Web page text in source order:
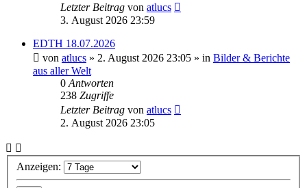
Letzter Beitrag von atlucs
3. August 2026 23:59
EDTH 18.07.2026
von atlucs » 2. August 2026 23:05 » in Bilder & Berichte
aus aller Welt
0 Antworten
238 Zugriffe
Letzter Beitrag von atlucs
2. August 2026 23:05
Anzeigen: